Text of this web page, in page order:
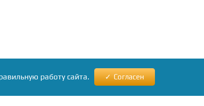
работу сайта. Согласен